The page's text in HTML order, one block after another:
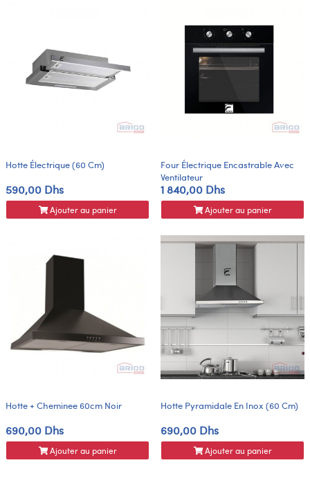
Hotte Électrique (60 Cm)
590,00 Dhs
Ajouter au panier
Four Électrique Encastrable Avec
Ventilateur
1 840,00 Dhs
Ajouter au panier
Hotte + Cheminee 60cm Noir
690,00 Dhs
Ajouter au panier
Hotte Pyramidale En Inox (60 Cm)
690,00 Dhs
Ajouter au panier